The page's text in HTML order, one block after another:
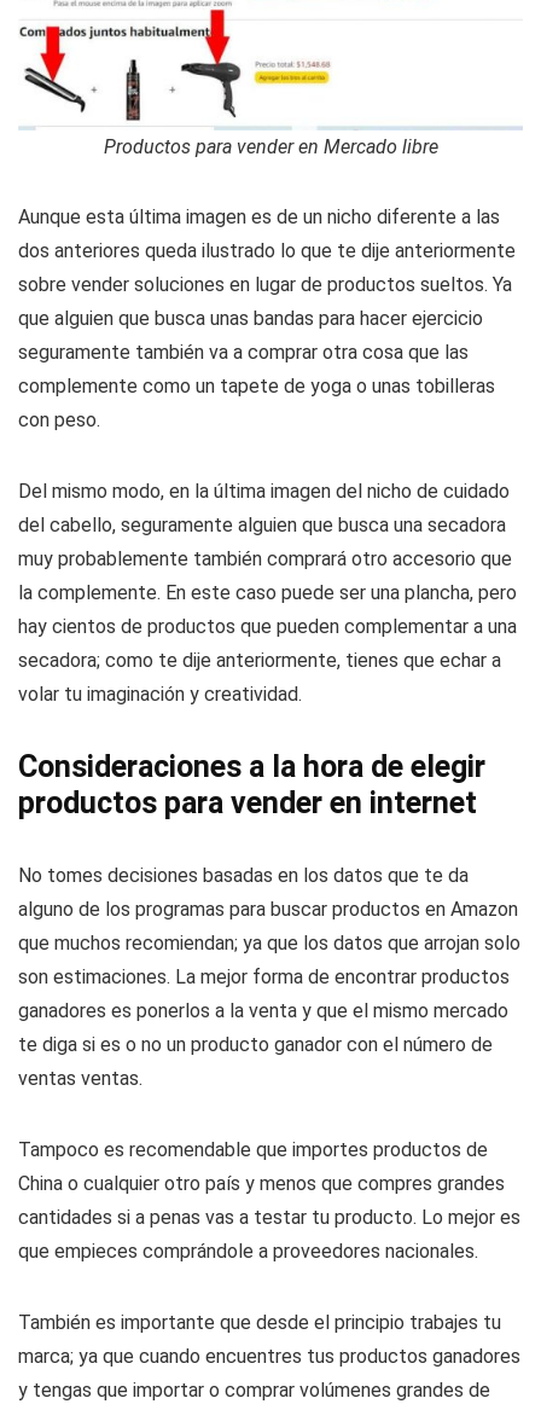
Productos para vender en Mercado libre
Aunque esta última imagen es de un nicho diferente a las
dos anteriores queda ilustrado lo que te dije anteriormente
sobre vender soluciones en lugar de productos sueltos. Ya
que alguien que busca unas bandas para hacer ejercicio
seguramente también va a comprar otra cosa que las
complemente como un tapete de yoga o unas tobilleras
con peso.
Del mismo modo, en la última imagen del nicho de cuidado
del cabello, seguramente alguien que busca una secadora
muy probablemente también comprará otro accesorio que
la complemente. En este caso puede ser una plancha, pero
hay cientos de productos que pueden complementar a una
secadora; como te dije anteriormente, tienes que echar a
volar tu imaginación y creatividad.
Consideraciones a la hora de elegir
productos para vender en internet
No tomes decisiones basadas en los datos que te da
alguno de los programas para buscar productos en Amazon
que muchos recomiendan; ya que los datos que arrojan solo
son estimaciones. La mejor forma de encontrar productos
ganadores es ponerlos a la venta y que el mismo mercado
te diga si es o no un producto ganador con el número de
ventas ventas.
Tampoco es recomendable que importes productos de
China o cualquier otro país y menos que compres grandes
cantidades si a penas vas a testar tu producto. Lo mejor es
que empieces comprándole a proveedores nacionales.
También es importante que desde el principio trabajes tu
marca; ya que cuando encuentres tus productos ganadores
y tengas que importar o comprar volúmenes grandes de